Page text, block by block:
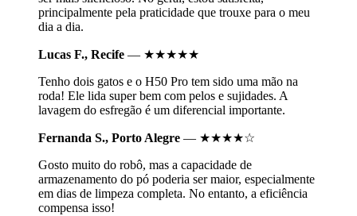
principalmente pela praticidade que trouxe para o meu
dia a dia.
Lucas F., Recife — ★★★★★
Tenho dois gatos e o H50 Pro tem sido uma mão na
roda! Ele lida super bem com pelos e sujidades. A
lavagem do esfregão é um diferencial importante.
Fernanda S., Porto Alegre — ★★★★☆
Gosto muito do robô, mas a capacidade de
armazenamento do pó poderia ser maior, especialmente
em dias de limpeza completa. No entanto, a eficiência
compensa isso!